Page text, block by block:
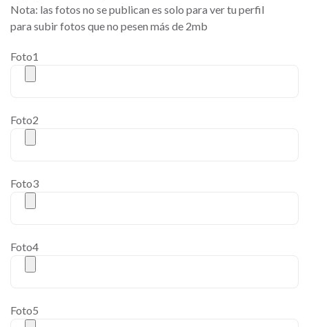
Nota: las fotos no se publican es solo para ver tu perfil
para subir fotos que no pesen más de 2mb
Foto1
Foto2
Foto3
Foto4
Foto5